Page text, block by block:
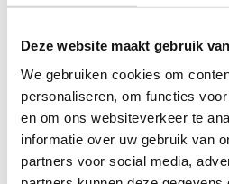
Deze website maakt gebruik
We gebruiken cookies om
personaliseren, om functies
en om ons websiteverkeer te
informatie over uw gebruik van
partners voor social media,
Clayre & Eef Geurzakje Rose
Met Hanger 12x12cm